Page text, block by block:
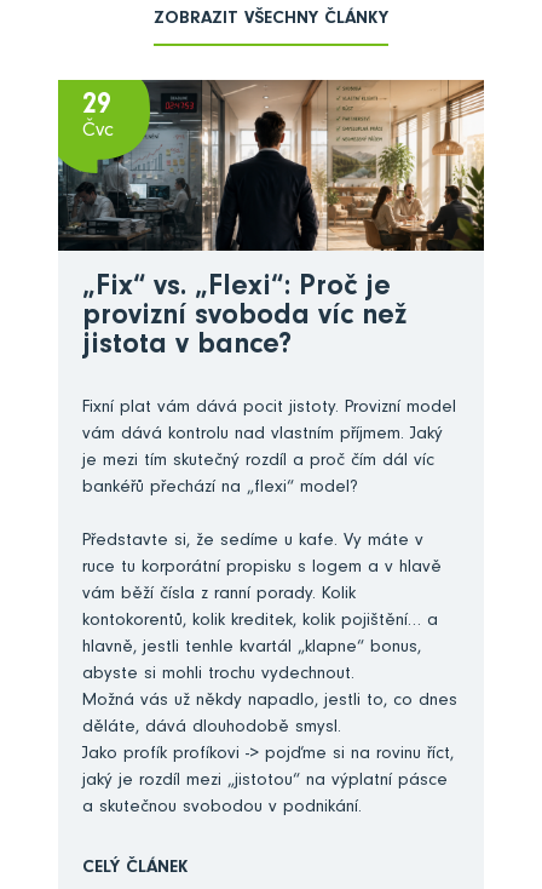
ZOBRAZIT VŠECHNY ČLÁNKY
29
Čvc
„Fix“ vs. „Flexi“: Proč je
provizní svoboda víc než
jistota v bance?
Fixní plat vám dává pocit jistoty. Provizní model
vám dává kontrolu nad vlastním příjmem. Jaký
je mezi tím skutečný rozdíl a proč čím dál víc
bankéřů přechází na „flexi“ model?
Představte si, že sedíme u kafe. Vy máte v
ruce tu korporátní propisku s logem a v hlavě
vám běží čísla z ranní porady. Kolik
kontokorentů, kolik kreditek, kolik pojištění… a
hlavně, jestli tenhle kvartál „klapne“ bonus,
abyste si mohli trochu vydechnout.
Možná vás už někdy napadlo, jestli to, co dnes
děláte, dává dlouhodobě smysl.
Jako profík profíkovi -> pojďme si na rovinu říct,
jaký je rozdíl mezi „jistotou“ na výplatní pásce
a skutečnou svobodou v podnikání.
CELÝ ČLÁNEK